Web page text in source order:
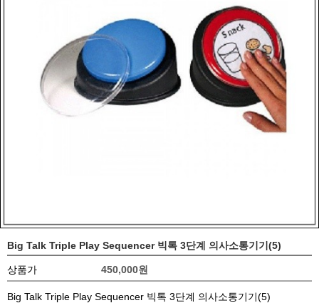
Big Talk Triple Play Sequencer 빅톡 3단계 의사소통기기(5)
상품가 450,000원
Big Talk Triple Play Sequencer 빅톡 3단계 의사소통기기(5)